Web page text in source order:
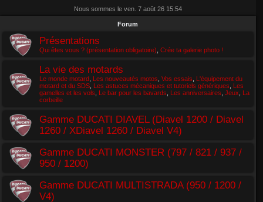
Nous sommes le ven. 7 août 26 15:54
Forum
Présentations
Qui êtes vous ? (présentation obligatoire) Crée ta galerie photo !
La vie des motards
Le monde motard Les nouveautés motos Vos essais
L'équipement du
motard et du SDS Les astuces mécaniques et tutoriels génériques
Les
gamelles et les vols
Le bar pour les bavards Les anniversaires Jeux
La
corbeille
Gamme DUCATI DIAVEL (Diavel 1200 / Diavel
1260 / XDiavel 1260 / Diavel V4)
Gamme DUCATI MONSTER (797 / 821 / 937 /
950 / 1200)
Gamme DUCATI MULTISTRADA (950 / 1200 /
V4)